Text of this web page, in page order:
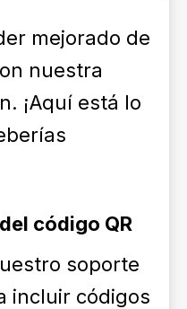
mejorado de
nuestra
¡Aquí está lo
código QR
soporte
incluir códigos